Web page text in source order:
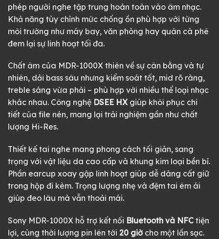
phép người nghe tập trung hoàn toàn vào âm nhạc.
Khả năng tùy chỉnh mức chống ồn phù hợp với từng
môi trường như máy bay, văn phòng hay quán cà phê
đem lại sự linh hoạt tối đa.
Chất âm của MDR-1000X thiên về sự cân bằng và tự
nhiên, dải bass sâu nhưng kiểm soát tốt, mid rõ ràng,
treble sáng vừa phải – phù hợp với nhiều thể loại nhạc
khác nhau. Công nghệ DSEE HXgiúp khôi phục chi
tiết của file nén, mang lại trải nghiệm gần như chất
lượng Hi-Res.
Thiết kế tai nghe mang phong cách tối giản, sang
trọng với vật liệu da cao cấp và khung kim loại bền bỉ.
Phần earcup xoay gập linh hoạt giúp dễ dàng cất giữ
trong hộp đi kèm. Trọng lượng nhẹ và đệm tai êm ái
giúp đeo lâu mà vẫn thoải mái.
Sony MDR-1000X hỗ trợ kết nối Bluetooth và NFC tiện
lợi, cùng thời lượng pin lên tới 20 giờ cho một lần sạc.